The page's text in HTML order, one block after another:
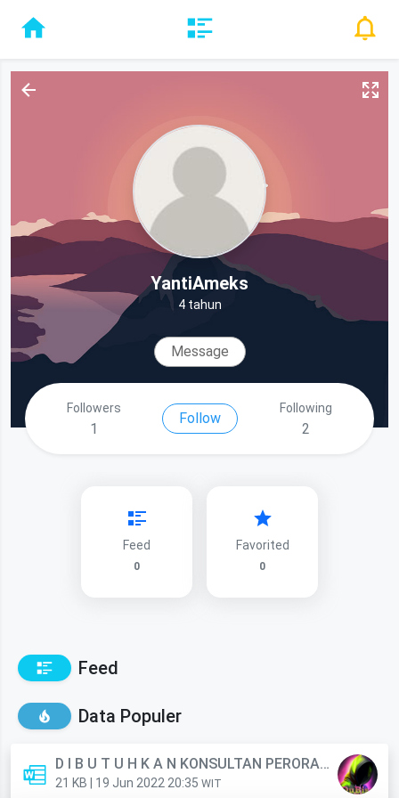
YantiAmeks
4 tahun
Message
Followers
1
Follow
Following
2
Feed
0
Favorited
0
Feed
Data Populer
D I B U T U H K A N KONSULTAN PERORANGAN (Anggota)
21 KB | 19 Jun 2022 20:35 WIT